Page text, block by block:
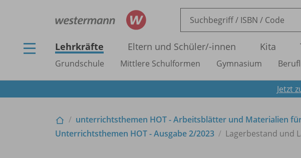
Lehrkräfte Eltern und Schüler/-innen Kita
Grundschule Mittlere Schulformen Gymnasium
Jetzt
unterrichtsthemen HOT - Arbeitsblätter und Materialien
Unterrichtsthemen HOT - Ausgabe 2/2023 Lagerbestand und